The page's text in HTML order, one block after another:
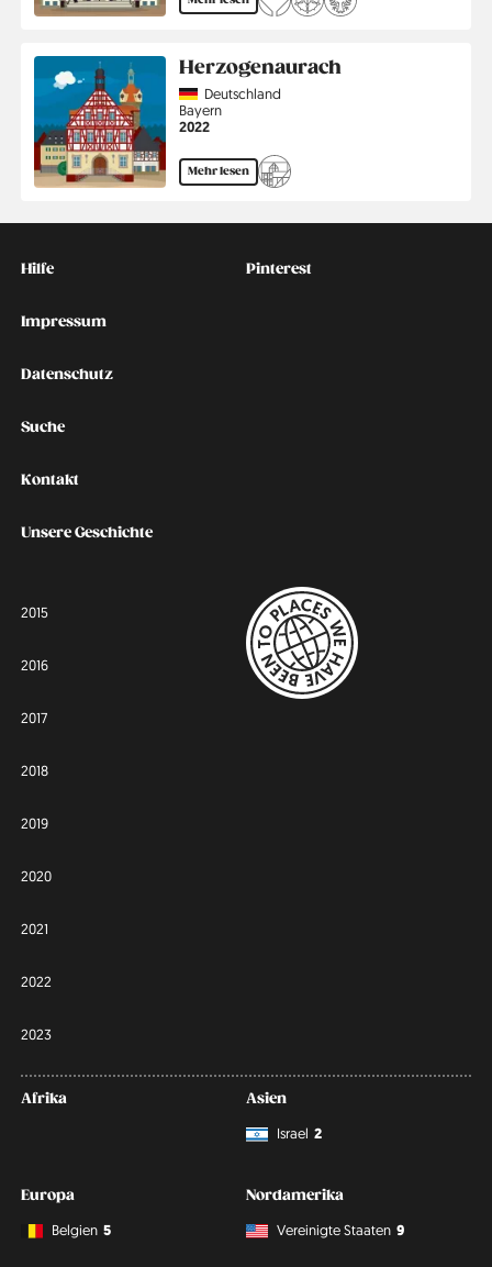
Herzogenaurach
CountryDeutschland
Region
Bayern
Jahr
2022
Mehr lesen
Kontakt
Hilfe
Impressum
Datenschutz
Suche
Kontakt
Unsere Geschichte
Social
Pinterest
2015
2016
2017
2018
2019
2020
2021
2022
2023
Afrika
Asien
Israel 2
Europa
Belgien 5
Nordamerika
Vereinigte Staaten 9